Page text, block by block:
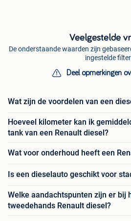
Veelgestelde
De onderstaande waarden zijn
ingestelde
Deel opmerkingen
Wat zijn de voordelen van een
Hoeveel kilometer kan ik
tank van een Renault diesel?
Wat voor onderhoud heeft een
Is een dieselauto geschikt voor
Welke aandachtspunten zijn er bij
tweedehands Renault diesel?